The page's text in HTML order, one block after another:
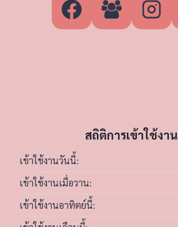
สถิติการเข้าใช้งาน
เข้าใช้งานวันนี้:
เข้าใช้งานเมื่อวาน:
เข้าใช้งานอาทิตย์นี้: